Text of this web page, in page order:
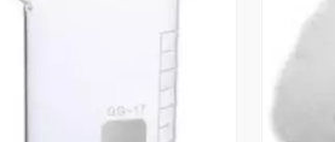
Vista Previa